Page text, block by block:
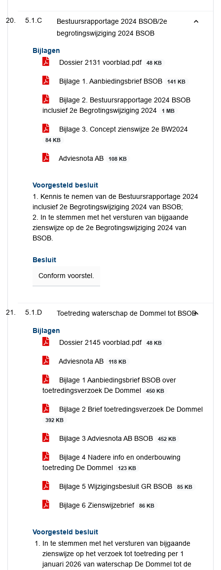
5.1.C
Bestuursrapportage 2024 BSOB/2e
begrotingswijziging 2024 BSOB
Bijlagen
Dossier 2131 voorblad.pdf
48 KB
Bijlage 1. Aanbiedingsbrief BSOB 141 KB
Bijlage 2. Bestuursrapportage 2024 BSOB
inclusief 2e Begrotingswijziging 2024
1 MB
Bijlage 3. Concept zienswijze 2e BW2024
84 KB
Adviesnota AB 108 KB
Voorgesteld besluit
1. Kennis te nemen van de Bestuursrapportage 2024
inclusief 2e Begrotingswijziging 2024 van BSOB;
2. In te stemmen met het versturen van bijgaande
zienswijze op de 2e Begrotingswijziging 2024 van
BSOB.
Besluit
Conform voorstel.
5.1.D Toetreding waterschap de Dommel tot BSOB
Bijlagen
Dossier 2145 voorblad.pdf
48 KB
Adviesnota AB 118 KB
Bijlage 1 Aanbiedingsbrief BSOB over
toetredingsverzoek De Dommel
450 KB
Bijlage 2 Brief toetredingsverzoek De Dommel
392 KB
Bijlage 3 Adviesnota AB BSOB 452 KB
Bijlage 4 Nadere info en onderbouwing
toetreding De Dommel
123 KB
Bijlage 5 Wijzigingsbesluit GR BSOB 85 KB
Bijlage 6 Zienswijzebrief 86 KB
Voorgesteld besluit
In te stemmen met het versturen van bijgaande
zienswijze op het verzoek tot toetreding per 1
januari 2026 van waterschap De Dommel tot de